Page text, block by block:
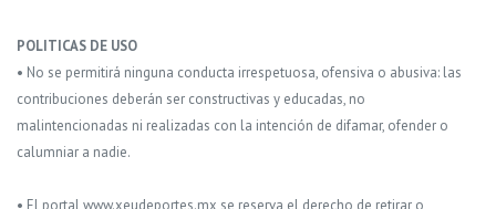
POLITICAS DE USO
• No se permitirá ninguna conducta irrespetuosa, ofensiva o abusiva: las
contribuciones deberán ser constructivas y educadas, no
malintencionadas ni realizadas con la intención de difamar, ofender o
calumniar a nadie.